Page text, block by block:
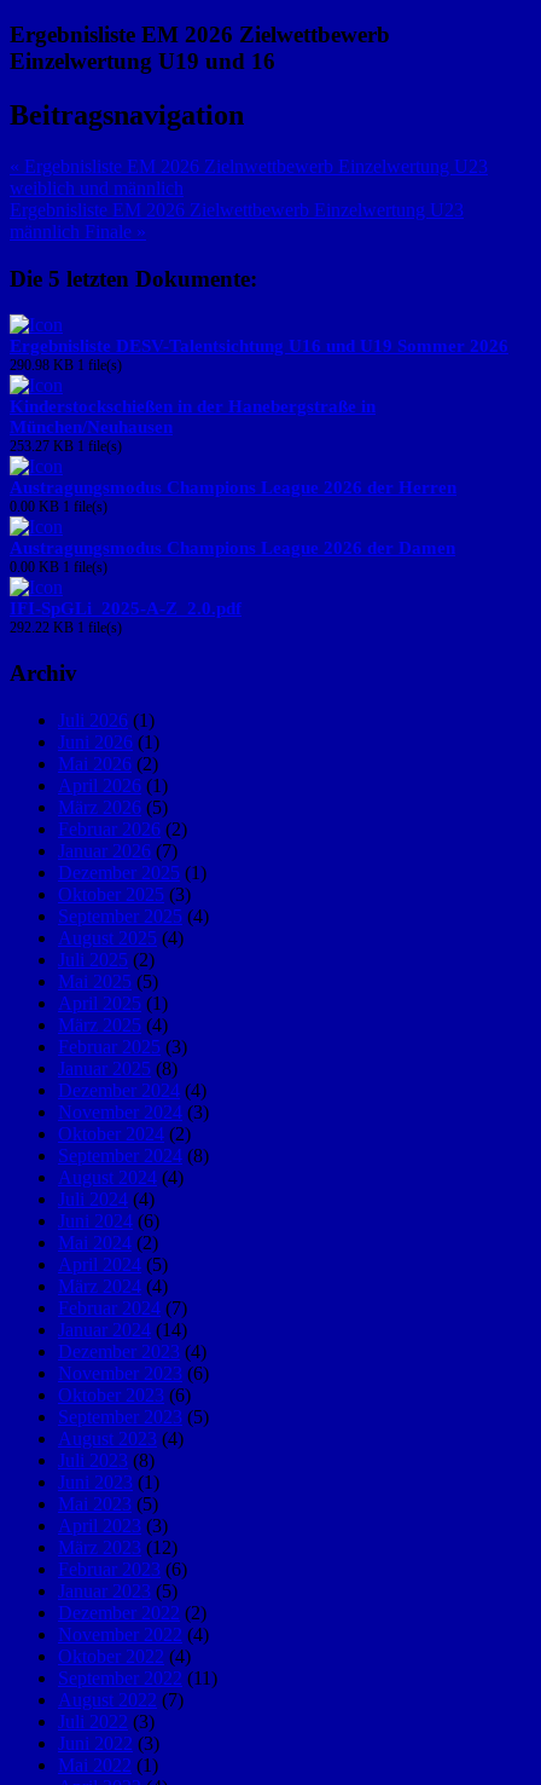
Ergebnisliste EM 2026 Zielwettbewerb
Einzelwertung U19 und 16
Beitragsnavigation
« Ergebnisliste EM 2026 Zielnwettbewerb Einzelwertung U23
weiblich und männlich
Ergebnisliste EM 2026 Zielwettbewerb Einzelwertung U23
männlich Finale »
Die 5 letzten Dokumente:
Ergebnisliste DESV-Talentsichtung U16 und U19 Sommer 2026
290.98 KB 1 file(s)
Kinderstockschießen in der Hanebergstraße in
München/Neuhausen
253.27 KB 1 file(s)
Austragungsmodus Champions League 2026 der Herren
0.00 KB 1 file(s)
Austragungsmodus Champions League 2026 der Damen
0.00 KB 1 file(s)
IFI-SpGLi_2025-A-Z_2.0.pdf
292.22 KB 1 file(s)
Archiv
Juli 2026 (1)
Juni 2026 (1)
Mai 2026 (2)
April 2026 (1)
März 2026 (5)
Februar 2026 (2)
Januar 2026 (7)
Dezember 2025 (1)
Oktober 2025 (3)
September 2025 (4)
August 2025 (4)
Juli 2025 (2)
Mai 2025 (5)
April 2025 (1)
März 2025 (4)
Februar 2025 (3)
Januar 2025 (8)
Dezember 2024 (4)
November 2024 (3)
Oktober 2024 (2)
September 2024 (8)
August 2024 (4)
Juli 2024 (4)
Juni 2024 (6)
Mai 2024 (2)
April 2024 (5)
März 2024 (4)
Februar 2024 (7)
Januar 2024 (14)
Dezember 2023 (4)
November 2023 (6)
Oktober 2023 (6)
September 2023 (5)
August 2023 (4)
Juli 2023 (8)
Juni 2023 (1)
Mai 2023 (5)
April 2023 (3)
März 2023 (12)
Februar 2023 (6)
Januar 2023 (5)
Dezember 2022 (2)
November 2022 (4)
Oktober 2022 (4)
September 2022 (11)
August 2022 (7)
Juli 2022 (3)
Juni 2022 (3)
Mai 2022 (1)